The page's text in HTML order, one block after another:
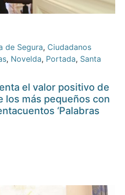
de Segura, Ciudadanos
, Novelda, Portada, Santa
el valor positivo de
los más pequeños con
‘Palabras